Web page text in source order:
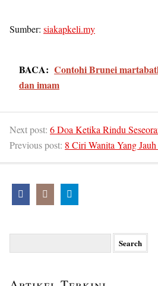
Sumber: siakapkeli.my
BACA: Contohi Brunei
dan imam
Next post: 6 Doa Ketika Rindu
Previous post: 8 Ciri Wanita Yang